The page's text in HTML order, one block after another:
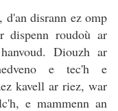
disrann ez omp
dispenn roudoù ar
Diouzh ar
e tec'h e
kavell ar riez, war
e mammenn an